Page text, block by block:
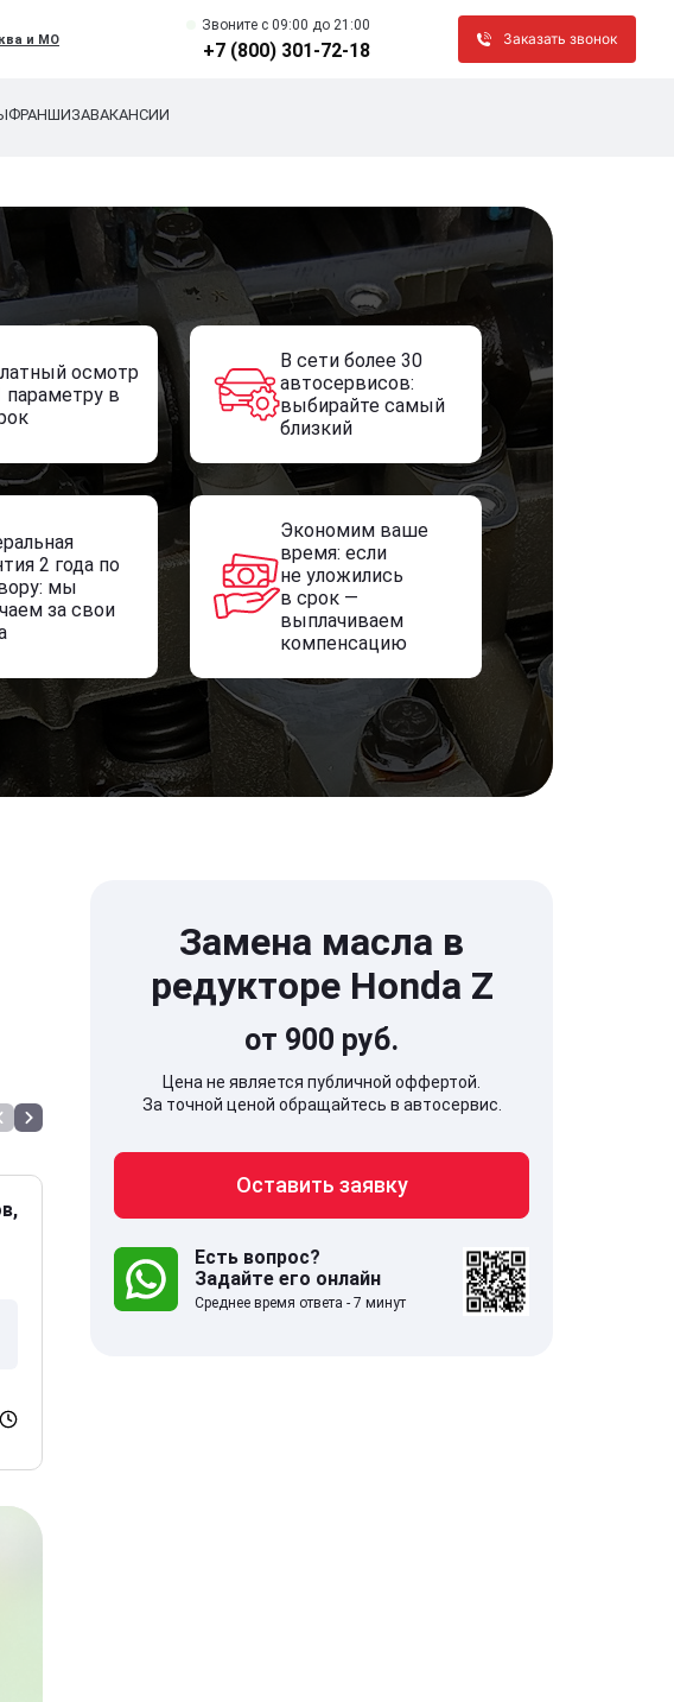
и МО
Звоните c 09:00 до 21:00
+7 (800) 301-72-18
Заказать звонок
ФРАНШИЗАВАКАНСИИ
осмотр
параметру в
В сети более 30
автосервисов:
выбирайте самый
близкий
2 года по
мы
за свои
Экономим ваше
время: если
не уложились
в срок —
выплачиваем
компенсацию
141707, Московская обл,
дом 5
Замена масла в
редукторе Honda Z
от 900 руб.
Цена не является публичной оффертой.
За точной ценой обращайтесь в автосервис.
Оставить заявку
Есть вопрос?
Задайте его онлайн
Среднее время ответа - 7 минут